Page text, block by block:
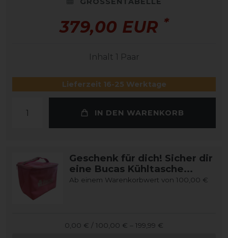
379,00 EUR *
Inhalt 1 Paar
Lieferzeit 16-25 Werktage
IN DEN WARENKORB
Geschenk für dich! Sicher dir
eine Bucas Kühltasche...
Ab einem Warenkorbwert von 100,00 €
0,00 € / 100,00 € – 199,99 €